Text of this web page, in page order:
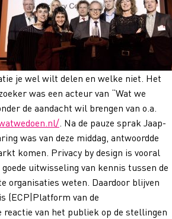
je wel wilt delen en welke niet. Het
was een acteur van “Wat we
de aandacht wil brengen van o.a.
. Na de pauze sprak Jaap-
was van deze middag, antwoordde
komen. Privacy by design is vooral
uitwisseling van kennis tussen de
organisaties weten. Daardoor blijven
(ECP|Platform van de
van het publiek op de stellingen